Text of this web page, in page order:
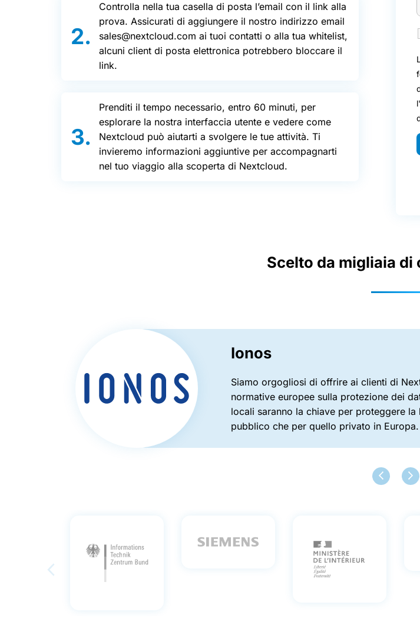
Controlla nella tua casella di posta l’email con il link alla
prova. Assicurati di aggiungere il nostro indirizzo email
sales@nextcloud.com ai tuoi contatti o alla tua whitelist,
alcuni client di posta elettronica potrebbero bloccare il
link.
Prenditi il tempo necessario, entro 60 minuti, per
esplorare la nostra interfaccia utente e vedere come
Nextcloud può aiutarti a svolgere le tue attività. Ti
invieremo informazioni aggiuntive per accompagnarti
nel tuo viaggio alla scoperta di Nextcloud.
Scelto da migliaia
Ionos
Siamo orgogliosi di offrire ai clienti di
normative europee sulla protezione dei
locali saranno la chiave per proteggere
pubblico che per quello privato in Europa.